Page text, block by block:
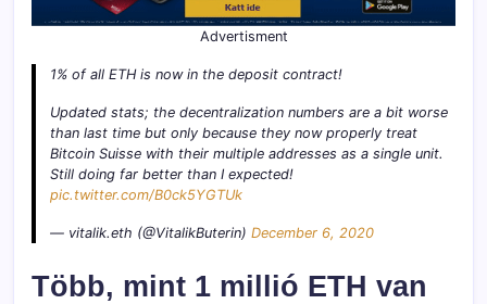
Advertisment
1% of all ETH is now in the deposit contract!
Updated stats; the decentralization numbers are a bit worse
than last time but only because they now properly treat
Bitcoin Suisse with their multiple addresses as a single unit.
Still doing far better than I expected!
pic.twitter.com/B0ck5YGTUk
— vitalik.eth (@VitalikButerin) December 6, 2020
Több, mint 1 millió ETH van